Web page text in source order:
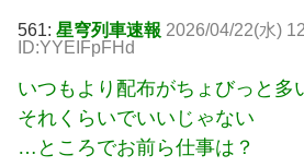
561: 星穹列車速報 2026/04/22(水)
ID:YYEIFpFHd
いつもより配布がちょびっと多
それくらいでいいじゃない
…ところでお前ら仕事は？